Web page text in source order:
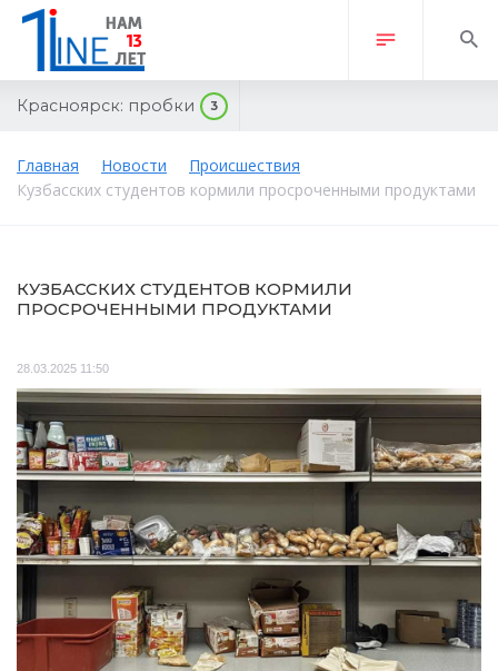
Красноярск: пробки 3
Главная Новости
Происшествия
Кузбасских студентов кормили просроченными продуктами
КУЗБАССКИХ СТУДЕНТОВ КОРМИЛИ
ПРОСРОЧЕННЫМИ ПРОДУКТАМИ
28.03.2025 11:50